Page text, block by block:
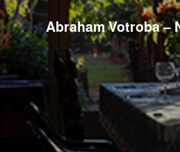
Abraham Votroba –